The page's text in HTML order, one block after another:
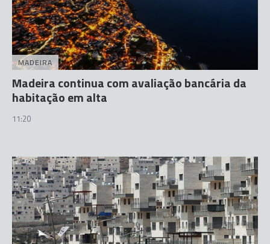
MADEIRA
Madeira continua com avaliação bancária da
habitação em alta
11:20